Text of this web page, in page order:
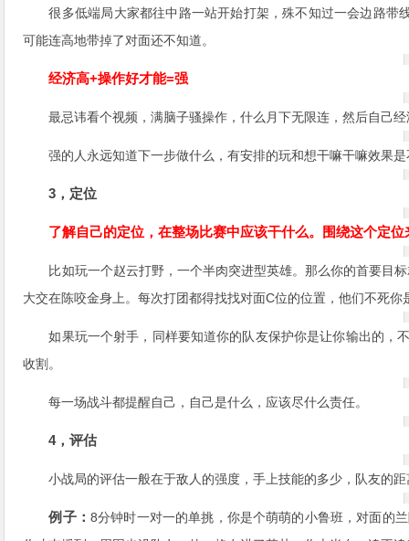
很多低端局大家都往中路一站开始打架，殊不知过一会边路
可能连高地带掉了对面还不知道。
经济高+操作好才能=强
最忌讳看个视频，满脑子骚操作，什么月下无限连，然后自己
强的人永远知道下一步做什么，有安排的玩和想干嘛干嘛效果
3，定位
了解自己的定位，在整场比赛中应该干什么。围绕这个定
比如玩一个赵云打野，一个半肉突进型英雄。那么你的首要目
大交在陈咬金身上。每次打团都得找找对面C位的位置，他们不死
如果玩一个射手，同样要知道你的队友保护你是让你输出的，
收割。
每一场战斗都提醒自己，自己是什么，应该尽什么责任。
4，评估
小战局的评估一般在于敌人的强度，手上技能的多少，队友的
例子： 8分钟时一对一的单挑，你是个萌萌的小鲁班，对面的